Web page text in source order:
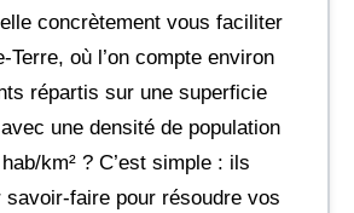
concrètement vous faciliter
Terre, où l’on compte environ
répartis sur une superficie
une densité de population
km² ? C’est simple : ils
savoir-faire pour résoudre vos